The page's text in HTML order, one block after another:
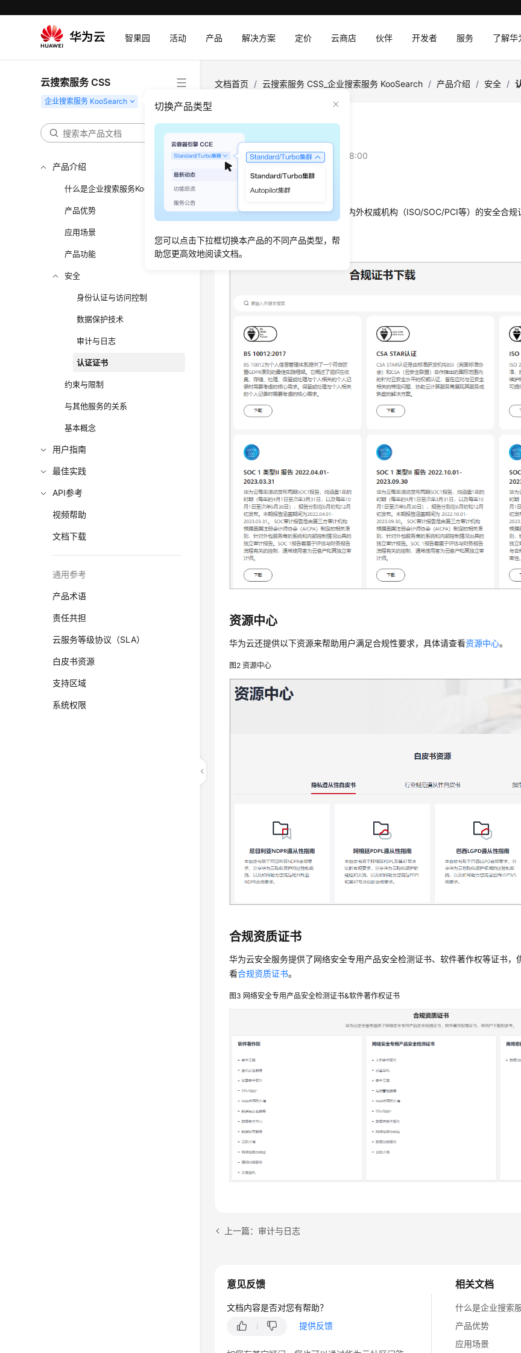
智果园 活动 产品 解决方案 定价 云商店 伙伴 开发者 服务 了解华
云搜索服务 CSS
切换产品类型
您可以点击下拉框切换本产品的不同产品类型，帮
助您更高效地阅读文档。
产品介绍
什么是企业搜索服务KooSearch
产品优势
应用场景
产品功能
安全
身份认证与访问控制
数据保护技术
审计与日志
认证证书
约束与限制
与其他服务的关系
基本概念
用户指南
最佳实践
API参考
视频帮助
文档下载
通用参考
产品术语
责任共担
云服务等级协议（SLA）
白皮书资源
支持区域
系统权限
文档首页 / 云搜索服务 CSS_企业搜索服务 KooSearch / 产品介绍 / 安全 /
认证证书
更新时间：2025-12-01 GMT+08:00
合规证书
华为云服务及平台通过了多项国内外权威机构（ISO/SOC/PCI等）的安全合规
图1
资源中心
华为云还提供以下资源来帮助用户满足合规性要求，具体请查看资源中心。
图2资源中心
合规资质证书
华为云安全服务提供了网络安全专用产品安全检测证书、软件著作权等证书，
看合规资质证书。
图3 网络安全专用产品安全检测证书&软件著作权证书
上一篇：审计与日志
相关文档
什么是企业搜索
产品优势
应用场景
意见反馈
文档内容是否对您有帮助？
提供反馈